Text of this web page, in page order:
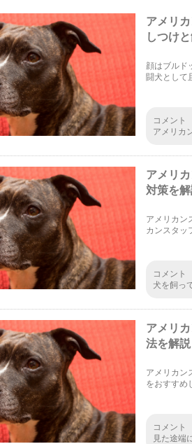
アメリ
しつけ
顔はブルド
闘犬として
コメント
アメリカ
どなんて
アメリ
対策を解
アメリカン
カンスタッ
コメント
犬を飼っ
きること
アメリ
法を解説
アメリカン
をおすすめ
コメント
見た途端